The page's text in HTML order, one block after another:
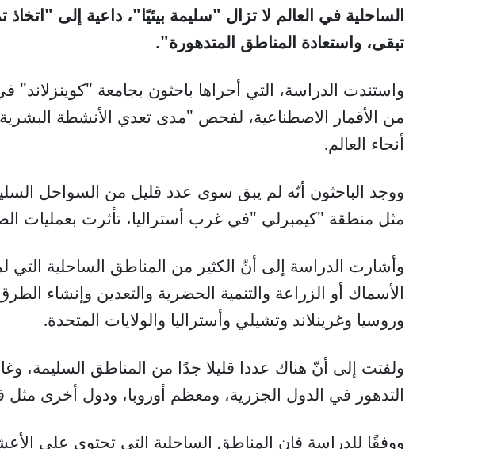
الساحلية في العالم لا تزال "سليمة بيئيًا"، داعية إلى "اتخاذ
تبقى، واستعادة المناطق المتدهورة".
واستندت الدراسة، التي أجراها باحثون بجامعة "كوينزلاند"
من الأقمار الاصطناعية، لفحص "مدى تعدي الأنشطة
أنحاء العالم.
ووجد الباحثون أنّه لم يبق سوى عدد قليل من السواحل
مثل منطقة "كيمبرلي "في غرب أستراليا، تأثرت بعمليات
وأشارت الدراسة إلى أنّ الكثير من المناطق الساحلية
الأسماك أو الزراعة والتنمية الحضرية والتعدين وإنشاء
وروسيا وغرينلاند وتشيلي وأستراليا والولايات المتحدة.
ولفتت إلى أنّ هناك عددا قليلا جدًا من المناطق السليمة،
التدهور في الدول الجزرية، ومعظم أوروبا، ودول أخرى مثل
ووفقًا للدراسة فإن المناطق الساحلية التي تحتوي على